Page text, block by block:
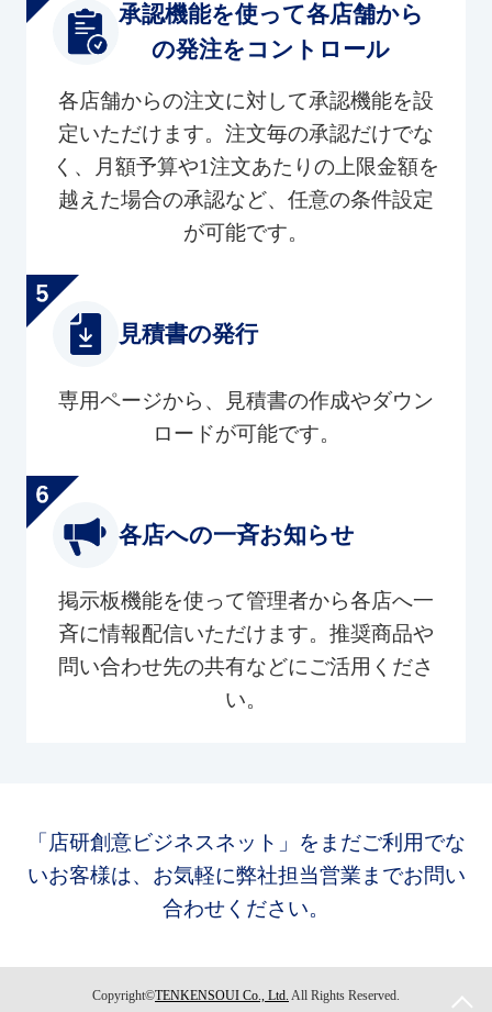
承認機能を使って各店舗から
の発注をコントロール
各店舗からの注文に対して承認機能を設
定いただけます。注文毎の承認だけでな
く、月額予算や1注文あたりの上限金額を
越えた場合の承認など、任意の条件設定
が可能です。
見積書の発行
専用ページから、見積書の作成やダウン
ロードが可能です。
各店への一斉お知らせ
掲示板機能を使って管理者から各店へ一
斉に情報配信いただけます。推奨商品や
問い合わせ先の共有などにご活用くださ
い。
「店研創意ビジネスネット」をまだご利用でな
いお客様は、お気軽に弊社担当営業までお問い
合わせください。
Copyright©TENKENSOUI Co., Ltd. All Rights Reserved.